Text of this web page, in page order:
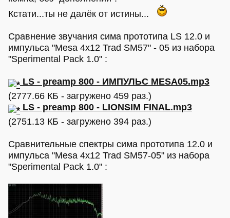
Кстати...ты не далёк от истины...
Сравнение звучания сима прототипа LS 12.0 и
импульса "Mesa 4x12 Trad SM57" - 05 из набора
"Sperimental Pack 1.0" :
LS - preamp 800 - ИМПУЛЬС MESA05.mp3
(2777.66 КБ - загружено 459 раз.)
LS - preamp 800 - LIONSIM FINAL.mp3
(2751.13 КБ - загружено 394 раз.)
Сравнительные спектры сима прототипа 12.0 и
импульса "Mesa 4x12 Trad SM57-05" из набора
"Sperimental Pack 1.0" :